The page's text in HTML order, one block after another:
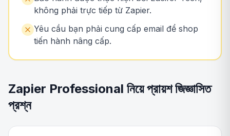
không phải trực tiếp từ Zapier.
Yêu cầu bạn phải cung cấp email để shop
tiến hành nâng cấp.
Zapier Professional নিয়ে প্রায়শ জিজ্ঞাসিত
প্রশ্ন